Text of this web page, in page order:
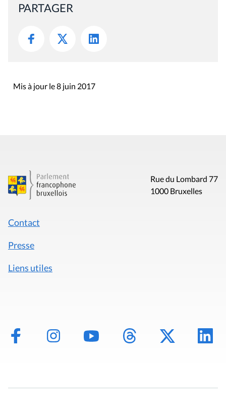
PARTAGER
Mis à jour le 8 juin 2017
Rue du Lombard 77
1000 Bruxelles
Contact
Presse
Liens utiles